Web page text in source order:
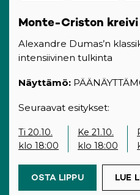
Monte-Criston kreivi
Alexandre Dumas’n
intensiivinen tulkinta
Näyttämö:
Seuraavat esitykset:
Ti 20.10.
klo 18:00
Ke 21.10.
klo 18:00
OSTA LIPPU(OPENS IN A
LUE